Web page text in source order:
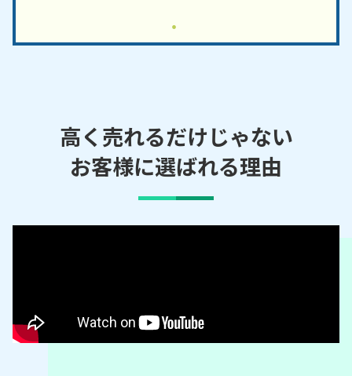
東国吉／東国分寺台／東五所／引田／櫃挾／平田／
平野／深城／福増／藤井／二日市場／不入／古市場
山木／山倉／山口／山小川／山田／八幡／有秋台／
養老／米沢／米原／若宮／分目
駅／月崎駅
高く売れるだけじゃない
お客様に選ばれる理由